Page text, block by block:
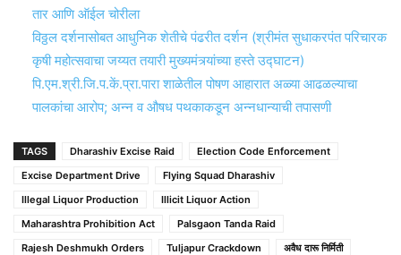
तार आणि ऑईल चोरीला
विठ्ठल दर्शनासोबत आधुनिक शेतीचे पंढरीत दर्शन (श्रीमंत सुधाकरपंत परिचारक
कृषी महोत्सवाचा जय्यत तयारी मुख्यमंत्र्यांच्या हस्ते उद्घाटन)
पि.एम.श्री.जि.प.कें.प्रा.पारा शाळेतील पोषण आहारात अळ्या आढळल्याचा
पालकांचा आरोप; अन्न व औषध पथकाकडून अन्नधान्याची तपासणी
TAGS Dharashiv Excise Raid
Election Code Enforcement
Excise Department Drive
Flying Squad Dharashiv
Illegal Liquor Production
Illicit Liquor Action
Maharashtra Prohibition Act
Palsgaon Tanda Raid
Rajesh Deshmukh Orders
Tuljapur Crackdown
अवैध दारू निर्मिती